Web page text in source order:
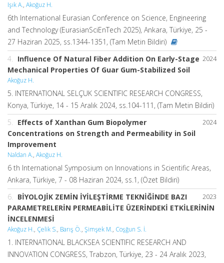
Işık A., Akoğuz H.
6th International Eurasian Conference on Science, Engineering
and Technology (EurasianSciEnTech 2025), Ankara, Türkiye, 25 -
27 Haziran 2025, ss.1344-1351, (Tam Metin Bildiri)
2024
4. Influence Of Natural Fiber Addition On Early-Stage
Mechanical Properties Of Guar Gum-Stabilized Soil
Akoğuz H.
5. INTERNATIONAL SELÇUK SCIENTIFIC RESEARCH CONGRESS,
Konya, Türkiye, 14 - 15 Aralık 2024, ss.104-111, (Tam Metin Bildiri)
2024
5. Effects of Xanthan Gum Biopolymer
Concentrations on Strength and Permeability in Soil
Improvement
Naldan A., Akoğuz H.
6 th International Symposium on Innovations in Scientific Areas,
Ankara, Türkiye, 7 - 08 Haziran 2024, ss.1, (Özet Bildiri)
2023
6. BİYOLOJİK ZEMİN İYİLEŞTİRME TEKNİĞİNDE BAZI
PARAMETRELERİN PERMEABİLİTE ÜZERİNDEKİ ETKİLERİNİN
İNCELENMESİ
Akoğuz H., Çelik S., Barış Ö., Şimşek M., Coşğun S. İ.
1. INTERNATIONAL BLACKSEA SCIENTIFIC RESEARCH AND
INNOVATION CONGRESS, Trabzon, Türkiye, 23 - 24 Aralık 2023,